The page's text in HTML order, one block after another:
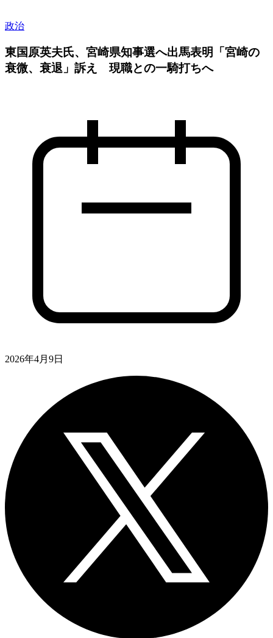
政治
東国原英夫氏、宮崎県知事選へ出馬表明「宮崎の
衰微、衰退」訴え 現職との一騎打ちへ
2026年4月9日